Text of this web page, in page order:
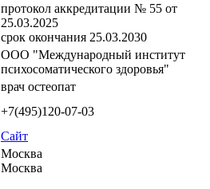
протокол аккредитации № 55 от
25.03.2025
срок окончания 25.03.2030
ООО "Международный институт
психосоматического здоровья"
врач остеопат
+7(495)120-07-03
Сайт
Москва
Москва